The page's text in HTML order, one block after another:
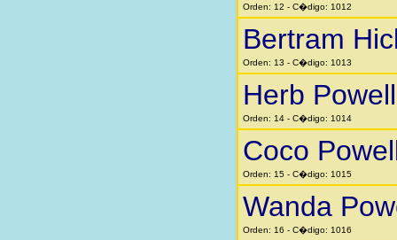
Orden: 12 - C�digo: 1012
Bertram
Orden: 13 - C�digo: 1013
Herb Powell
Orden: 14 - C�digo: 1014
Coco
Orden: 15 - C�digo: 1015
Wanda
Orden: 16 - C�digo: 1016